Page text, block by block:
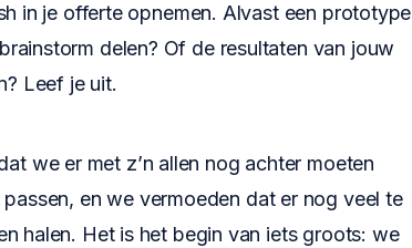
in je offerte opnemen. Alvast een prototype
delen? Of de resultaten van jouw
Leef je uit.
we er met z’n allen nog achter moeten
en we vermoeden dat er nog veel te
halen. Het is het begin van iets groots: we